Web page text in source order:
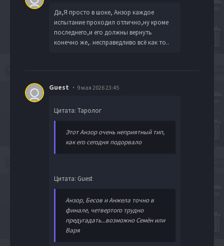
Да,Я просто в шоке, Анзор каждое
испытание проходил отлично,ну кроме
последнего,и его должны вернуть
конечно же,. несправедливо всё как то..
Guest 9 мая 2026 23:45
Цитата: Таролог
Этот Анзор очень неприятный тип,
как его сегодня подорвало
Цитата: Guest
Анзор, Бесов и Анжела точно в
финале, четвертого трудно
предугадать...возможно Семён или
Варя